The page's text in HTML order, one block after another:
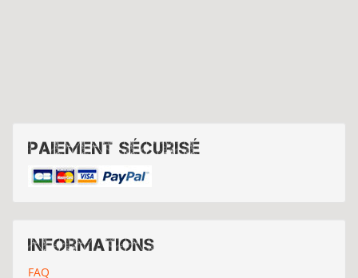
Paiement sécurisé
Informations
FAQ